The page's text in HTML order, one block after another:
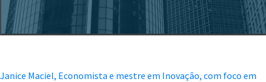
Janice Maciel, Economista e mestre em Inovação, com foco em